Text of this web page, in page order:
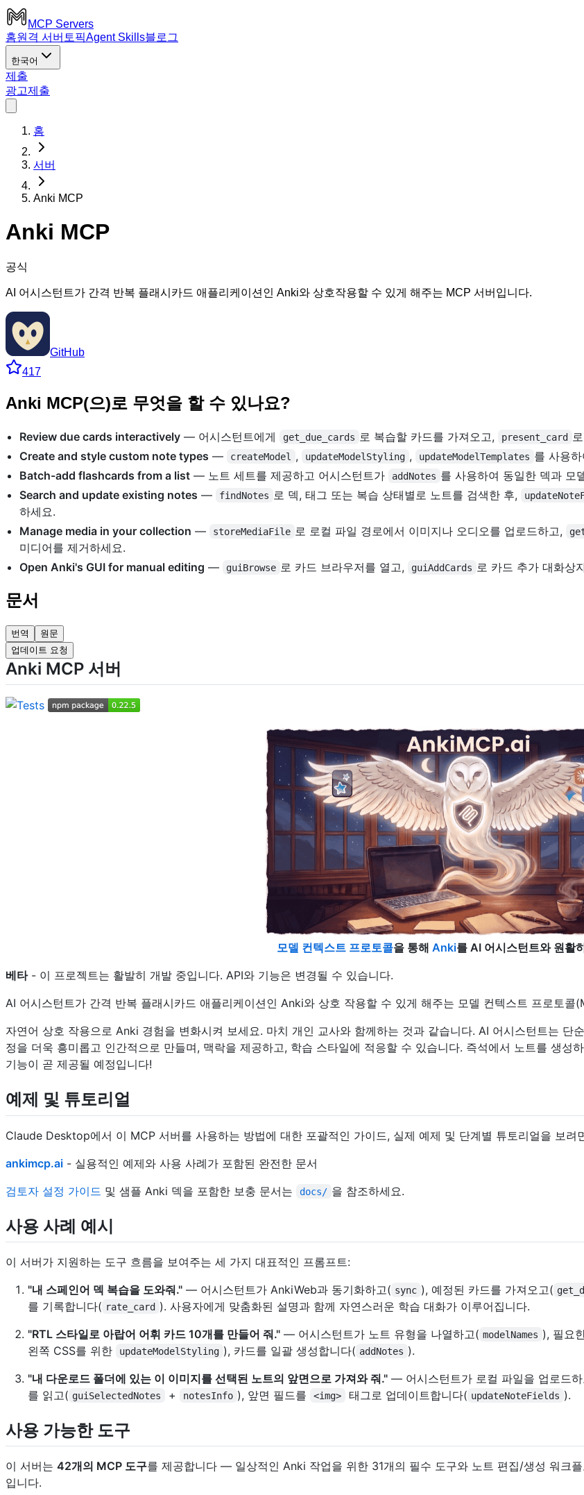
MCP Servers
홈원격 서버 토픽Agent Skills블로그
한국어
제출
광고제출
홈
서버
Anki MCP
Anki MCP
공식
AI 어시스턴트가 간격 반복 플래시카드 애플리케이션인 Anki와 상호작용할 수 있게 해주는 MCP 서버입니다.
GitHub
417
Anki MCP(으)로 무엇을 할 수 있나요?
Review due cards interactively — 어시스턴트에게 get_due_cards 로 복습할 카드를 가져오고, present_card
Create and style custom note types — createModel , updateModelStyling , updateModelTemplates 를 사용
Batch-add flashcards from a list — 노트 세트를 제공하고 어시스턴트가 addNotes 를 사용하여 동일한 덱과 모
Search and update existing notes — findNotes 로 덱, 태그 또는 복습 상태별로 노트를 검색한 후,
하세요.
Manage media in your collection — storeMediaFile 로 로컬 파일 경로에서 이미지나 오디오를 업로드하고,
미디어를 제거하세요.
Open Anki's GUI for manual editing — guiBrowse 로 카드 브라우저를 열고, guiAddCards 로 카드 추가 대화상
문서
번역
원문
업데이트 요청
Anki MCP 서버
모델 컨텍스트 프로토콜을 통해 Anki를 AI 어시스턴트와 원활
베타- 이 프로젝트는 활발히 개발 중입니다. API와 기능은 변경될 수 있습니다.
AI 어시스턴트가 간격 반복 플래시카드 애플리케이션인 Anki와 상호 작용할 수 있게 해주는 모델 컨텍스트 프로토콜
자연어 상호 작용으로 Anki 경험을 변화시켜 보세요. 마치 개인 교사와 함께하는 것과 같습니다. AI 어시스턴트는
정을 더욱 흥미롭고 인간적으로 만들며, 맥락을 제공하고, 학습 스타일에 적응할 수 있습니다. 즉석에서 노트를 생성
기능이 곧 제공될 예정입니다!
예제 및 튜토리얼
Claude Desktop에서 이 MCP 서버를 사용하는 방법에 대한 포괄적인 가이드, 실제 예제 및 단계별 튜토리얼을 보려
ankimcp.ai - 실용적인 예제와 사용 사례가 포함된 완전한 문서
검토자 설정 가이드 및 샘플 Anki 덱을 포함한 보충 문서는 docs/ 을 참조하세요.
사용 사례 예시
이 서버가 지원하는 도구 흐름을 보여주는 세 가지 대표적인 프롬프트:
"내 스페인어 덱 복습을 도와줘." — 어시스턴트가 AnkiWeb과 동기화하고( sync ), 예정된 카드를 가져오고(
를 기록합니다( rate_card ). 사용자에게 맞춤화된 설명과 함께 자연스러운 학습 대화가 이루어집니다.
"RTL 스타일로 아랍어 어휘 카드 10개를 만들어 줘." — 어시스턴트가 노트 유형을 나열하고( modelNames ), 필요
왼쪽 CSS를 위한
updateModelStyling ), 카드를 일괄 생성합니다( addNotes ).
"내 다운로드 폴더에 있는 이 이미지를 선택된 노트의 앞면으로 가져와 줘." — 어시스턴트가 로컬 파일을 업로드
를 읽고( guiSelectedNotes + notesInfo ), 앞면 필드를 <img> 태그로 업데이트합니다( updateNoteFields ).
사용 가능한 도구
이 서버는 42개의 MCP 도구를 제공합니다 — 일상적인 Anki 작업을 위한 31개의 필수 도구와 노트 편집/생성 워크
입니다.